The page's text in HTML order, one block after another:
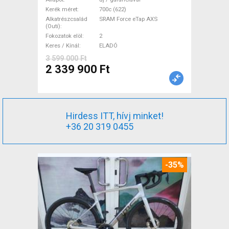
Force eTap AXS tárcsafék új /
garanciával ELADÓ
Kerék méret
700c (622)
Alkatrészcsalád
(Outi)
SRAM Force eTap AXS
Fokozatok elöl
2
Keres / Kínál
ELADÓ
3 599 000 Ft
2 339 900 Ft
Hirdess ITT, hívj minket!
+36 20 319 0455
-35%